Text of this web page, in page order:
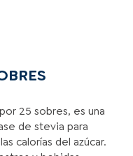
25 sobres, es una
de stevia para
calorías del azúcar.